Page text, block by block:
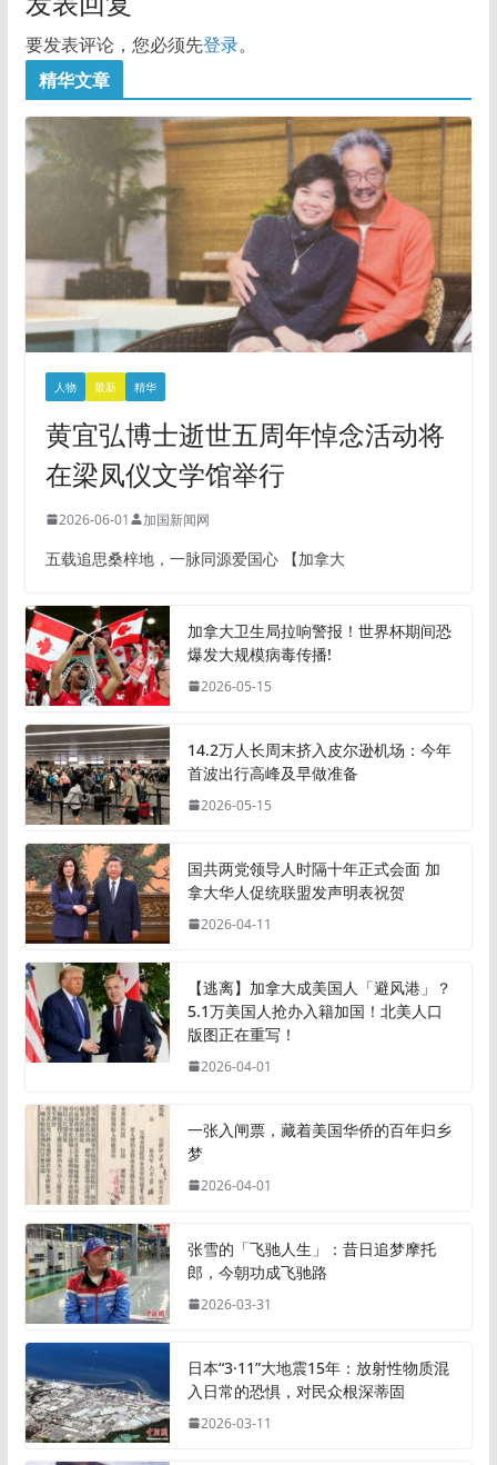
要发表评论，您必须先登录。
精华文章
人物 最新 精华
黄宜弘博士逝世五周年悼念活动将
在梁凤仪文学馆举行
2026-06-01 加国新闻网
五载追思桑梓地，一脉同源爱国心 【加拿大
加拿大卫生局拉响警报！世界杯期间恐
爆发大规模病毒传播!
2026-05-15
14.2万人长周末挤入皮尔逊机场：今年
首波出行高峰及早做准备
2026-05-15
国共两党领导人时隔十年正式会面 加
拿大华人促统联盟发声明表祝贺
2026-04-11
【逃离】加拿大成美国人「避风港」？
5.1万美国人抢办入籍加国！北美人口
版图正在重写！
2026-04-01
一张入闸票，藏着美国华侨的百年归乡
梦
2026-04-01
张雪的「飞驰人生」：昔日追梦摩托
郎，今朝功成飞驰路
2026-03-31
日本“3·11”大地震15年：放射性物质混
入日常的恐惧，对民众根深蒂固
2026-03-11